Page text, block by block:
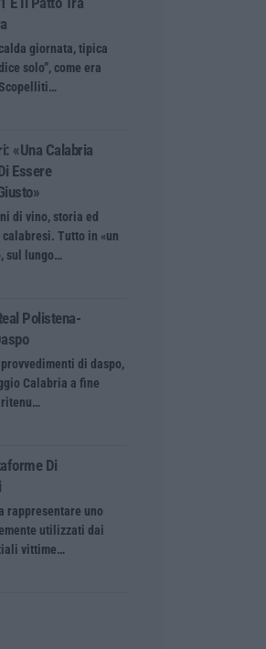
calda giornata, tipica
solo”, come era
«Una Calabria
Essere
di vino, storia ed
Tutto in «un
sul lungo…
Polistena-
di daspo,
Calabria a fine
ritenu…
Di
rappresentare uno
utilizzati dai
vittime…